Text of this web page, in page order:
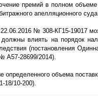
премий в полном
апелляционного
№ 308-КГ15-19017
влиять на порядок
(постановления
А57-28699/2014).
определенного объема
10-200).